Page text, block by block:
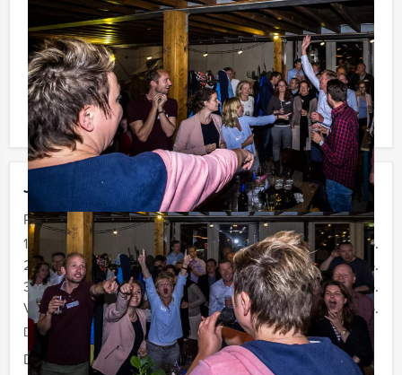
Jouw uitje
Prijs :
12 - 19 personen
€ 36,50 p.p.
20 - 29 personen
€ 33,50 p.p.
30 - 39 personen
€ 29,50 p.p.
Vanaf 40 personen
€ 27,50 p.p.
De prijzen zijn exclusief BTW
Duur:
2 uur
Komt u niet aan het minimale aantal deelnemers? Als u
bereid bent voor het minimale aantal te betalen, kunt u
ook gewoon voor minder personen boeken! Deze quiz
kunt u natuurlijk ook perfect combineren met een
diner of een rondvaart. Weinig is onmogelijk!